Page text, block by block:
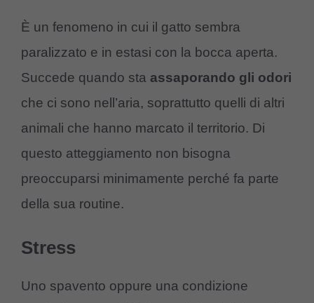
È un fenomeno in cui il gatto sembra
paralizzato e in estasi con la bocca aperta.
Succede quando sta assaporando gli odori
che ci sono nell’aria, soprattutto quelli di altri
animali che hanno marcato il territorio. Di
questo atteggiamento non bisogna
preoccuparsi minimamente perché fa parte
della sua routine.
Stress
Uno spavento oppure una condizione